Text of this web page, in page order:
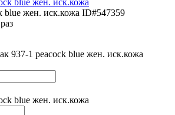
blue жен. иск.кожа ID#547359
раз
937-1 peacock blue жен. иск.кожа